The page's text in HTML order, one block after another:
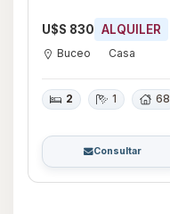
U$S 830 ALQUILER
Buceo Casa
2 1 68
Consultar